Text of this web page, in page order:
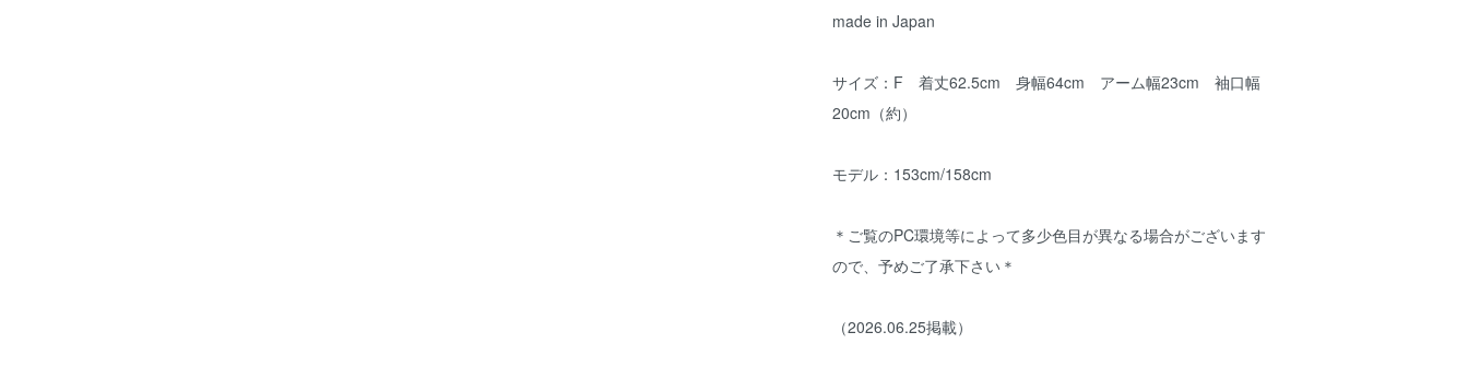
made in Japan
サイズ：F 着丈62.5cm 身幅64cm アーム幅23cm 袖口幅
20cm（約）
モデル：153cm/158cm
＊ご覧のPC環境等によって多少色目が異なる場合がございます
ので、予めご了承下さい＊
（2026.06.25掲載）